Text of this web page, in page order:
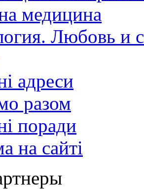
медицина
Любовь и
адреси
разом
поради
на сайті